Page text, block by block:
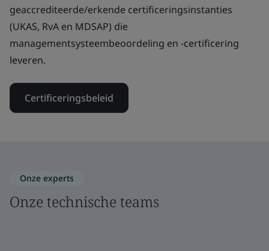
geaccrediteerde/erkende certificeringsinstanties
(UKAS, RvA en MDSAP) die
managementsysteembeoordeling en -certificering
leveren.
Certificeringsbeleid
Onze experts
Onze technische teams